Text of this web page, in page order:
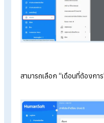
ก่อนอื่นเลย ก่อนจะเข้าไ
เจ้าของกิจการหรือ HR
สำหรับโอนย้าย ซึ่ง
วิธีดาวน์โหลดไฟ
HumanSoft